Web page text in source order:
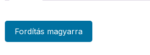
Fordítás magyarra